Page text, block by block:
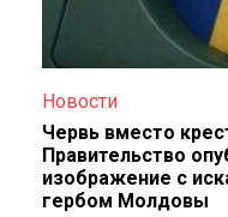
Новости
Червь вместо
Правительство
изображение с
гербом Молдовы